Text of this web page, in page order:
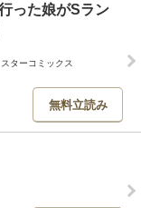
った娘がSラン
ターコミックス
無料立読み